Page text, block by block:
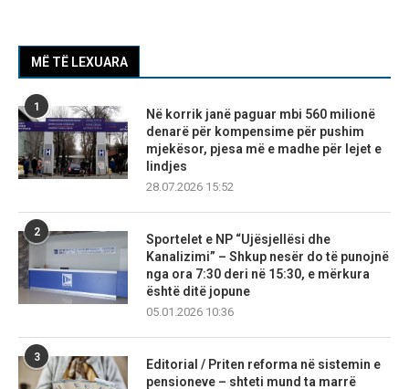
MË TË LEXUARA
1
Në korrik janë paguar mbi 560 milionë
denarë për kompensime për pushim
mjekësor, pjesa më e madhe për lejet e
lindjes
28.07.2026 15:52
2
Sportelet e NP “Ujësjellësi dhe
Kanalizimi” – Shkup nesër do të punojnë
nga ora 7:30 deri në 15:30, e mërkura
është ditë jopune
05.01.2026 10:36
3
Editorial / Priten reforma në sistemin e
pensioneve – shteti mund ta marrë